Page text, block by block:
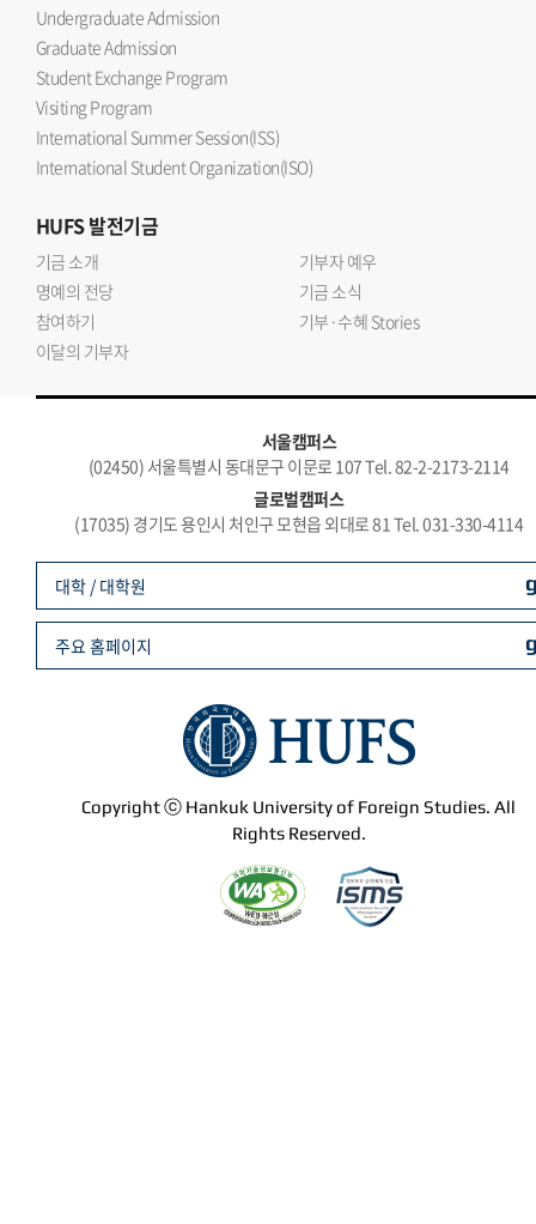
Undergraduate Admission
Graduate Admission
Student Exchange Program
Visiting Program
International Summer Session(ISS)
International Student Organization(ISO)
HUFS발전기금
기금 소개
기부자 예우
명예의 전당
기금 소식
참여하기
기부·수혜 Stories
이달의 기부자
서울캠퍼스
(02450) 서울특별시 동대문구 이문로 107 Tel. 82-2-2173-2114
글로벌캠퍼스
(17035) 경기도 용인시 처인구 모현읍 외대로 81 Tel. 031-330-4114
Copyright ⓒ Hankuk University of Foreign Studies. All
Rights Reserved.
대학 / 대학원
주요 홈페이지